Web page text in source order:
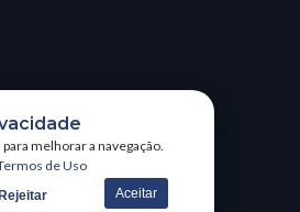
melhorar a navegação.
de Uso
Aceitar